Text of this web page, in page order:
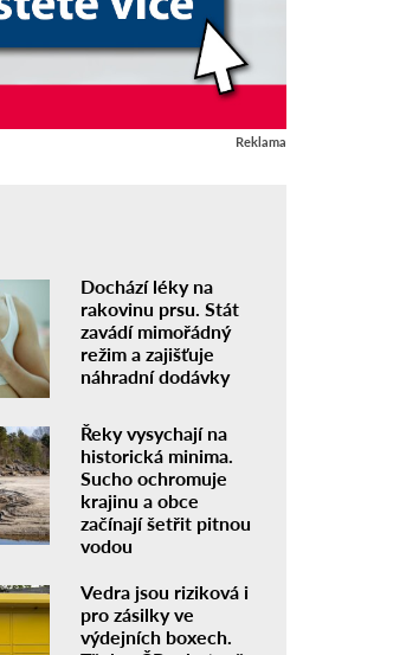
Reklama
Dochází léky na
rakovinu prsu. Stát
zavádí mimořádný
režim a zajišťuje
náhradní dodávky
Řeky vysychají na
historická minima.
Sucho ochromuje
krajinu a obce
začínají šetřit pitnou
vodou
Vedra jsou riziková i
pro zásilky ve
výdejních boxech.